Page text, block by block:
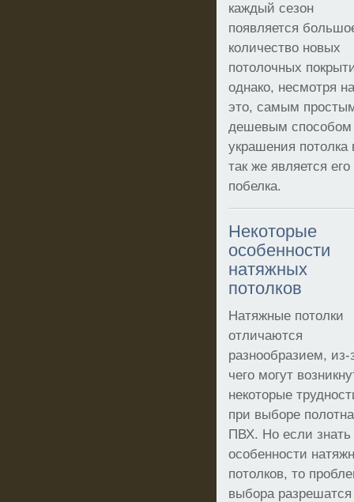
каждый сезон
появляется
количество новых
потолочных
однако, несмотря на
это, самым
дешевым способом
украшения потолка
так же является его
побелка.
Некоторые
особенности
натяжных
потолков
Натяжные потолки
отличаются
разнообразием, из-
чего могут
некоторые
при выборе полотна
ПВХ. Но если знать
особенности
потолков, то
выбора разрешатся